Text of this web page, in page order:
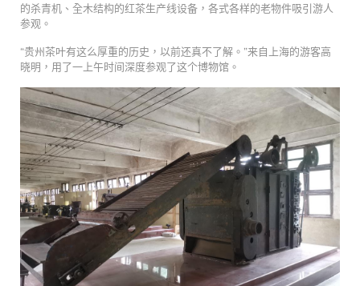
的杀青机、全木结构的红茶生产线设备，各式各样的老物件吸引游人
参观。
“贵州茶叶有这么厚重的历史，以前还真不了解。”来自上海的游客高
晓明，用了一上午时间深度参观了这个博物馆。